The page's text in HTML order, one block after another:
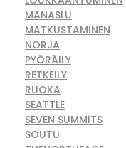
MANASLU
MATKUSTAMINEN
NORJA
PYÖRÄILY
RETKEILY
RUOKA
SEATTLE
SEVEN SUMMITS
SOUTU